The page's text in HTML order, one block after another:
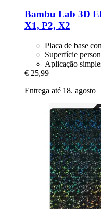
Bambu Lab 3D
X1, P2, X2
Placa de base
Superfície
Aplicação
€ 25,99
Entrega até 18. agosto